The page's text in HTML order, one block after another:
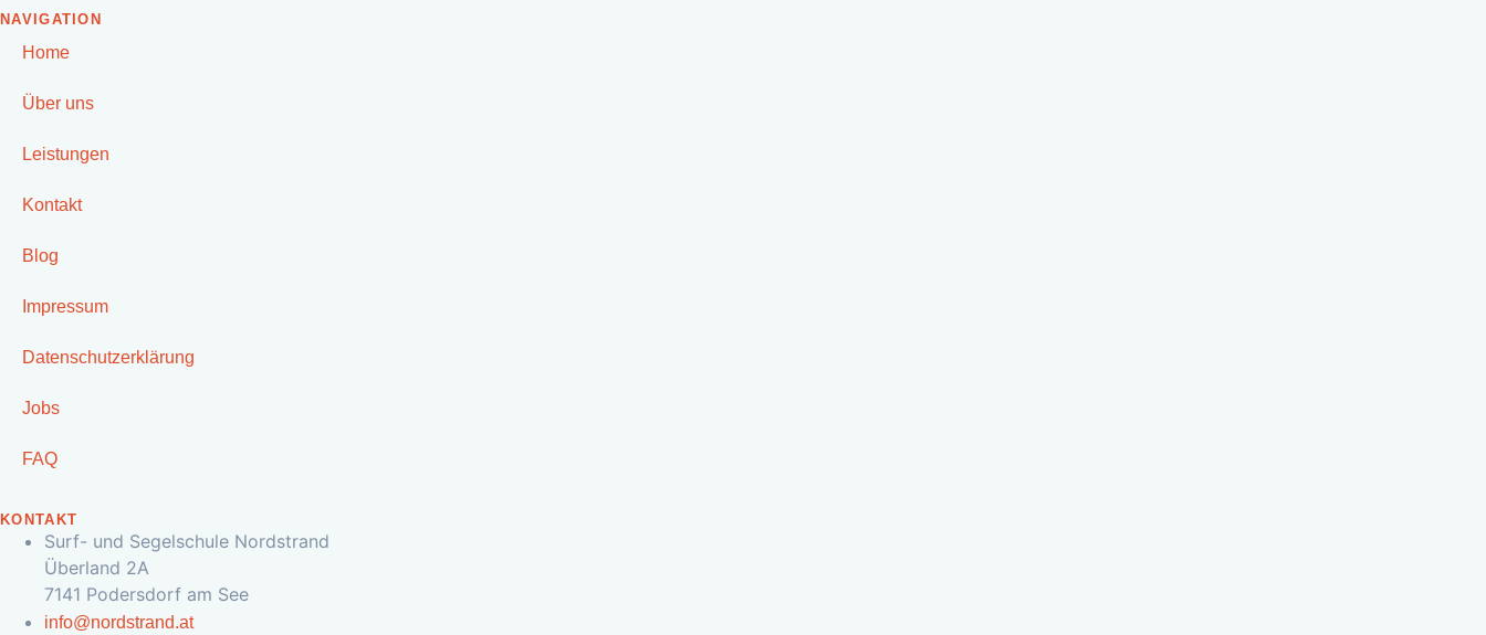
NAVIGATION
Home
Über uns
Leistungen
Kontakt
Blog
Impressum
Datenschutzerklärung
Jobs
FAQ
KONTAKT
Surf- und Segelschule Nordstrand
Überland 2A
7141 Podersdorf am See
info@nordstrand.at